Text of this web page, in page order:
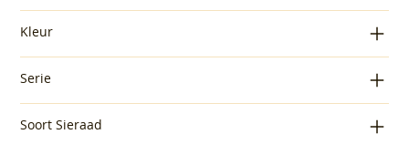
Kleur
Serie
Soort Sieraad